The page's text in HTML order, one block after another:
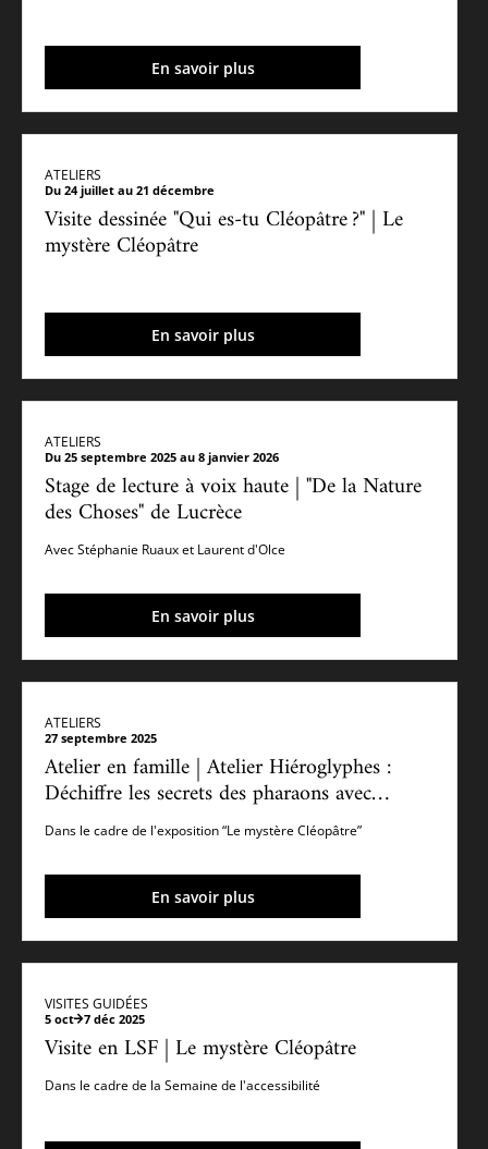
En savoir plus
ATELIERS
Du 24 juillet au 21 décembre
Visite dessinée "Qui es-tu Cléopâtre ?" | Le
mystère Cléopâtre
En savoir plus
ATELIERS
Du 25 septembre 2025 au 8 janvier 2026
Stage de lecture à voix haute | "De la Nature
des Choses" de Lucrèce
Avec Stéphanie Ruaux et Laurent d'Olce
En savoir plus
ATELIERS
27 septembre 2025
Atelier en famille | Atelier Hiéroglyphes :
Déchiffre les secrets des pharaons avec
Amandine Marshall
Dans le cadre de l'exposition “Le mystère Cléopâtre”
En savoir plus
VISITES GUIDÉES
5 oct 7 déc 2025
Visite en LSF | Le mystère Cléopâtre
Dans le cadre de la Semaine de l'accessibilité